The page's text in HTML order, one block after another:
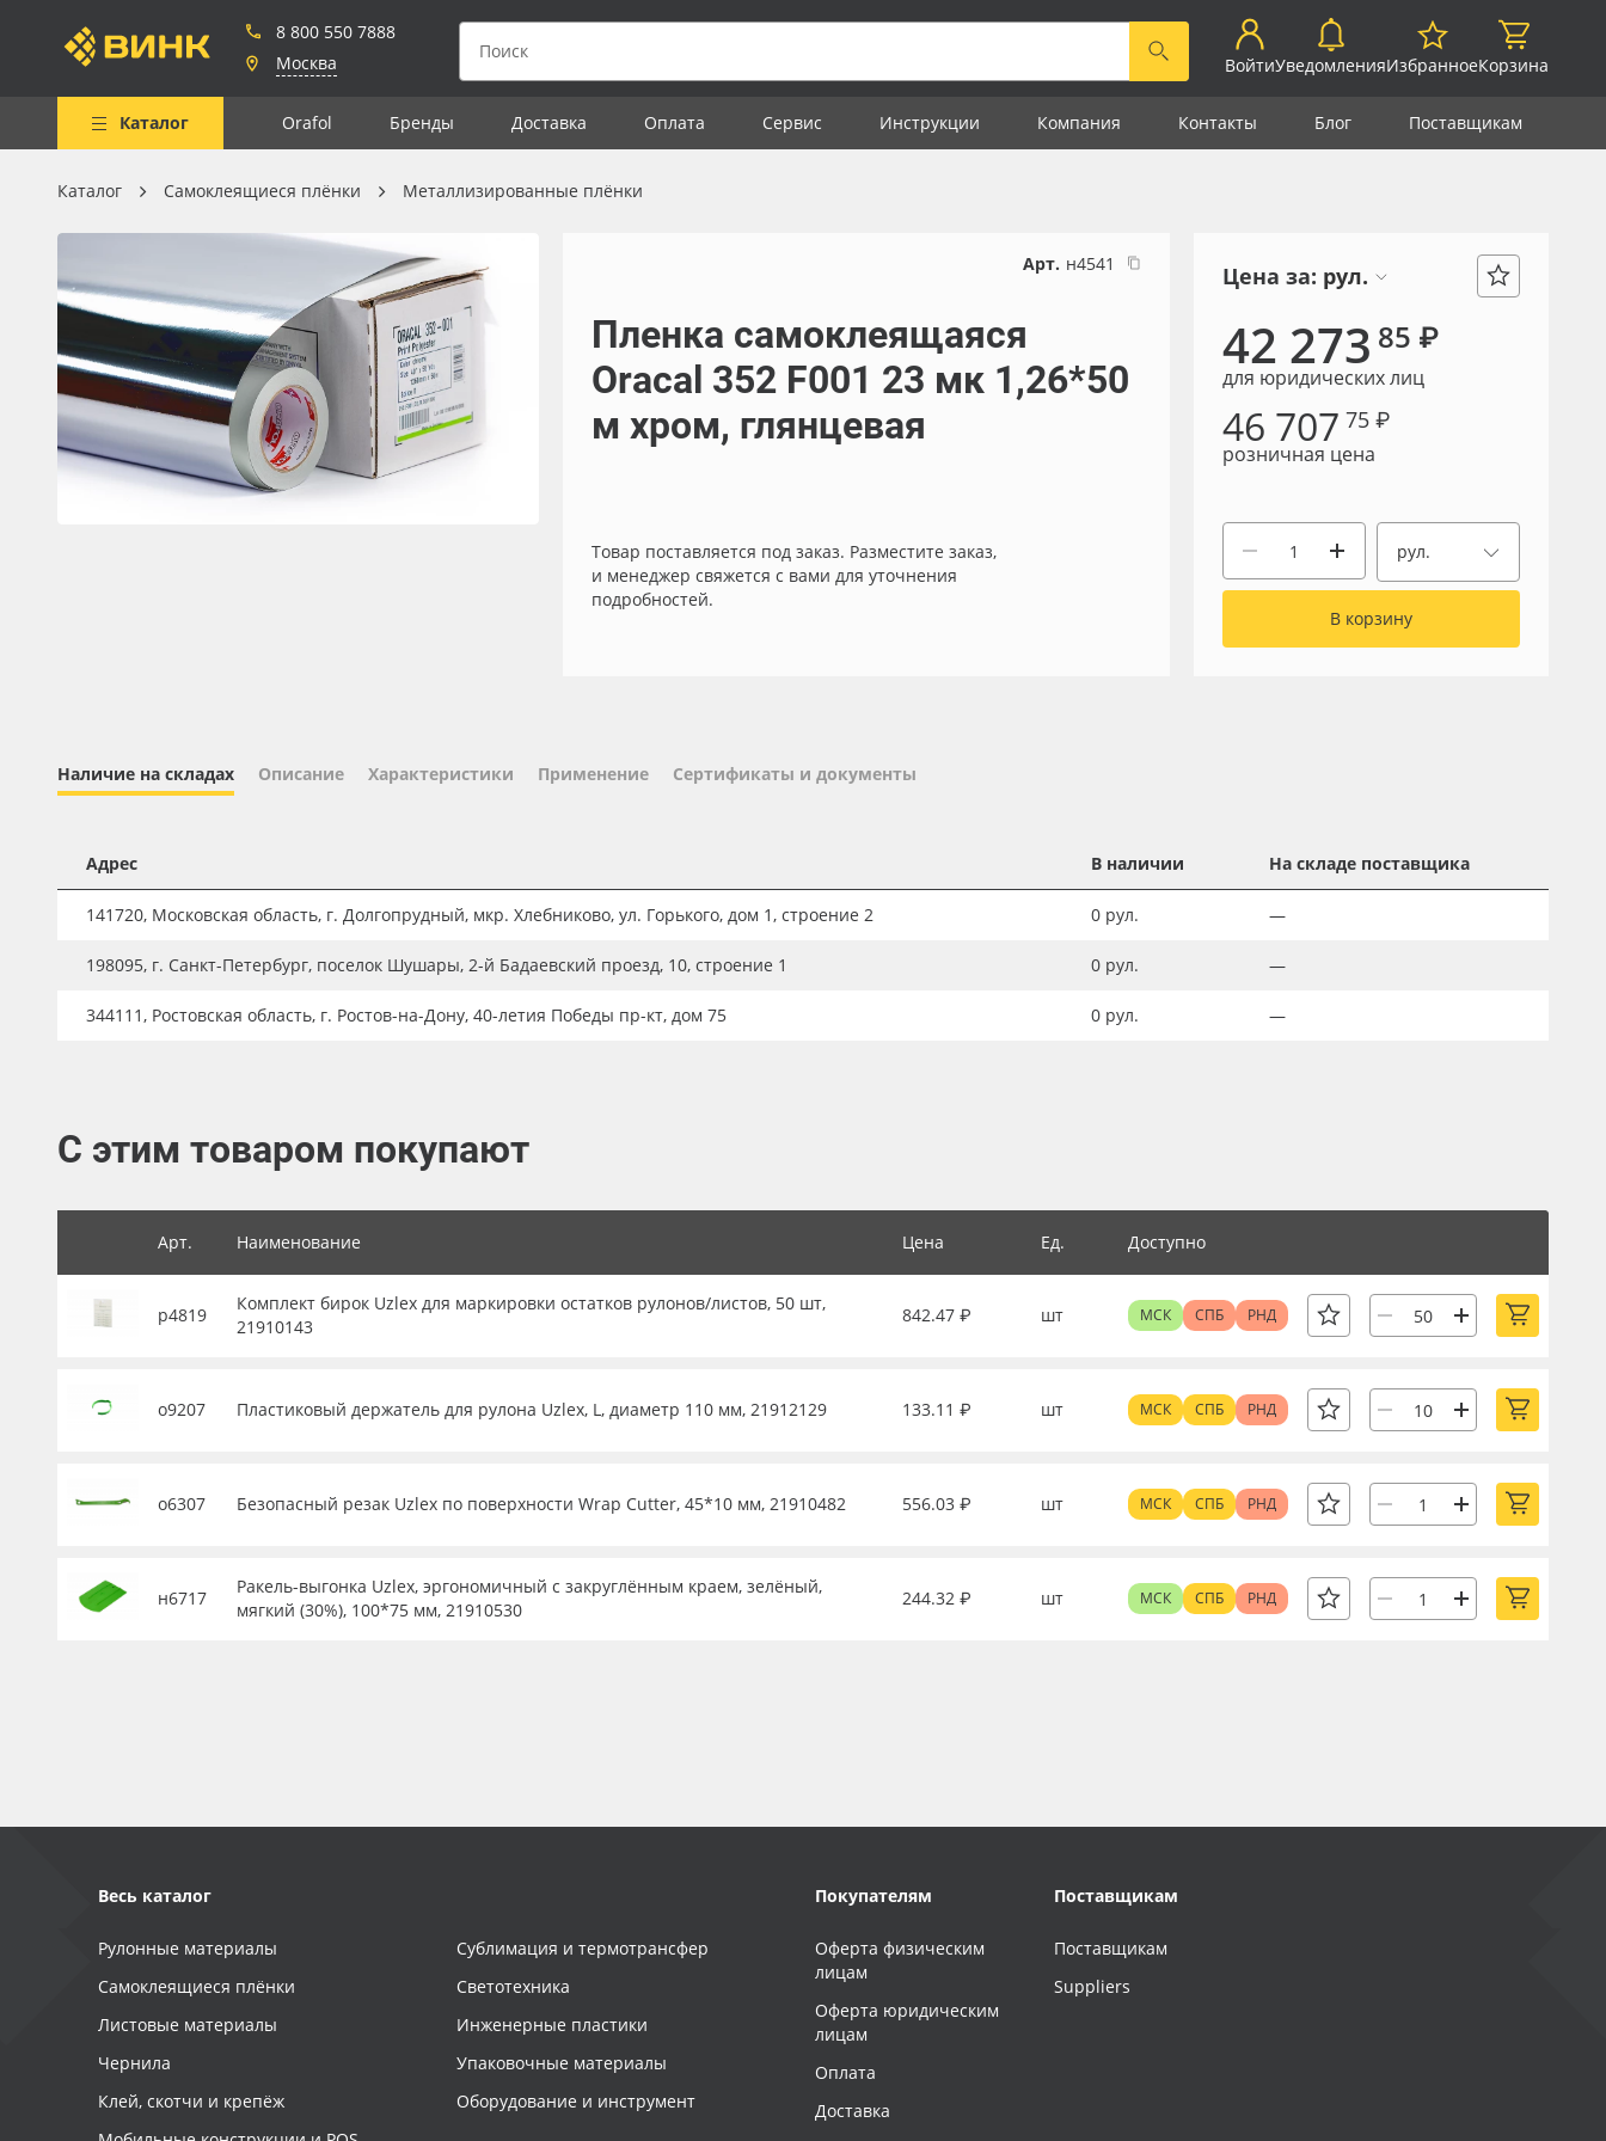
8 800 550 7888
Москва
ВойтиУведомленияИзбранноеКорзина
Каталог Orafol Бренды Доставка Оплата Сервис Инструкции Компания Контакты Блог Поставщикам
Весь каталог
Самоклеящиеся плёнки
Листовые материалы
Чернила
Клей, скотчи и крепёж
Мобильные конструкции и
POS-материалы
Новинки ассортимента
Плёнка монтажная Oratape
ПЭТ листовой
ПЭТ бэклит
Заготовки для сувениров
Каталог Самоклеящиеся плёнки Металлизированные плёнки
Арт. н4541
Пленка самоклеящаяся
Oracal 352 F001 23 мк 1,26*50
м хром, глянцевая
Товар поставляется под заказ. Разместите заказ,
и менеджер свяжется с вами для уточнения
подробностей.
Цена за: рул.
42 273 85 ₽
для юридических лиц
46 707 75 ₽
розничная цена
рул.
В корзину
Наличие на складах Описание Характеристики Применение Сертификаты и документы
Адрес В наличии На складе поставщика
141720, Московская область, г. Долгопрудный, мкр. Хлебниково, ул. Горького, дом 1, строение 2 0 рул. —
198095, г. Санкт-Петербург, поселок Шушары, 2-й Бадаевский проезд, 10, строение 1 0 рул. —
344111, Ростовская область, г. Ростов-на-Дону, 40-летия Победы пр-кт, дом 75 0 рул. —
С этим товаром покупают
Арт. Наименование Цена Ед. Доступно
р4819
Комплект бирок Uzlex для маркировки остатков рулонов/листов, 50 шт,
21910143
842.47 ₽ шт МСК СПБ РНД
о9207 Пластиковый держатель для рулона Uzlex, L, диаметр 110 мм, 21912129 133.11 ₽ шт МСК СПБ РНД
о6307 Безопасный резак Uzlex по поверхности Wrap Cutter, 45*10 мм, 21910482 556.03 ₽ шт МСК СПБ РНД
н6717
Ракель-выгонка Uzlex, эргономичный с закруглённым краем, зелёный,
мягкий (30%), 100*75 мм, 21910530
244.32 ₽ шт МСК СПБ РНД
Весь каталог
Рулонные материалы
Самоклеящиеся плёнки
Листовые материалы
Чернила
Клей, скотчи и крепёж
Сублимация и термотрансфер
Светотехника
Инженерные пластики
Упаковочные материалы
Оборудование и инструмент
Покупателям
Оферта физическим
лицам
Оферта юридическим
лицам
Оплата
Доставка
Поставщикам
Поставщикам
Suppliers